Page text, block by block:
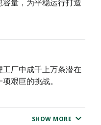
量，为平稳运行打造
厂中成千上万条潜在
艰巨的挑战。
SHOW MORE